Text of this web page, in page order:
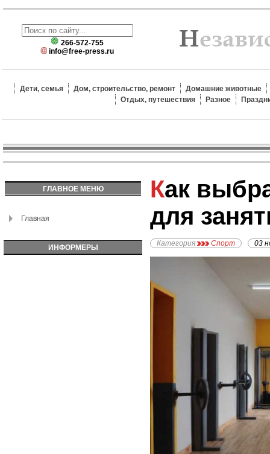
266-572-755
info@free-press.ru
Дети, семья Дом, строительство, ремонт
Домашние животные
Отдых, путешествия
Разное
ГЛАВНОЕ МЕНЮ
Главная
ИНФОРМЕРЫ
Как выбрать тренера
для
Категория Спорт 03